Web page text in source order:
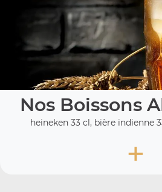
Nos Boissons
heineken 33 cl, bière indienne
+